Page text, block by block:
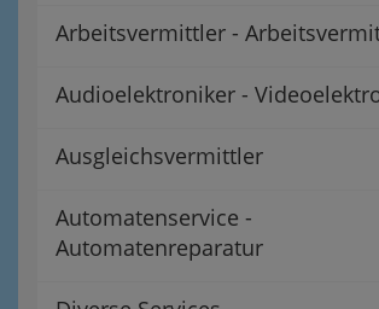
Arbeitsvermittler -
Audioelektroniker -
Ausgleichsvermittler
Automatenservice -
Automatenreparatur